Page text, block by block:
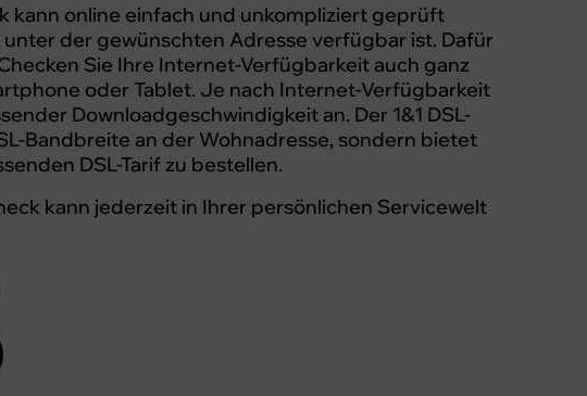
kann online einfach und unkompliziert geprüft
der gewünschten Adresse verfügbar ist. Dafür
Sie Ihre Internet-Verfügbarkeit auch ganz
oder Tablet. Je nach Internet-Verfügbarkeit
Downloadgeschwindigkeit an. Der 1&1 DSL-
Bandbreite an der Wohnadresse, sondern bietet
DSL-Tarif zu bestellen.
kann jederzeit in Ihrer persönlichen Servicewelt